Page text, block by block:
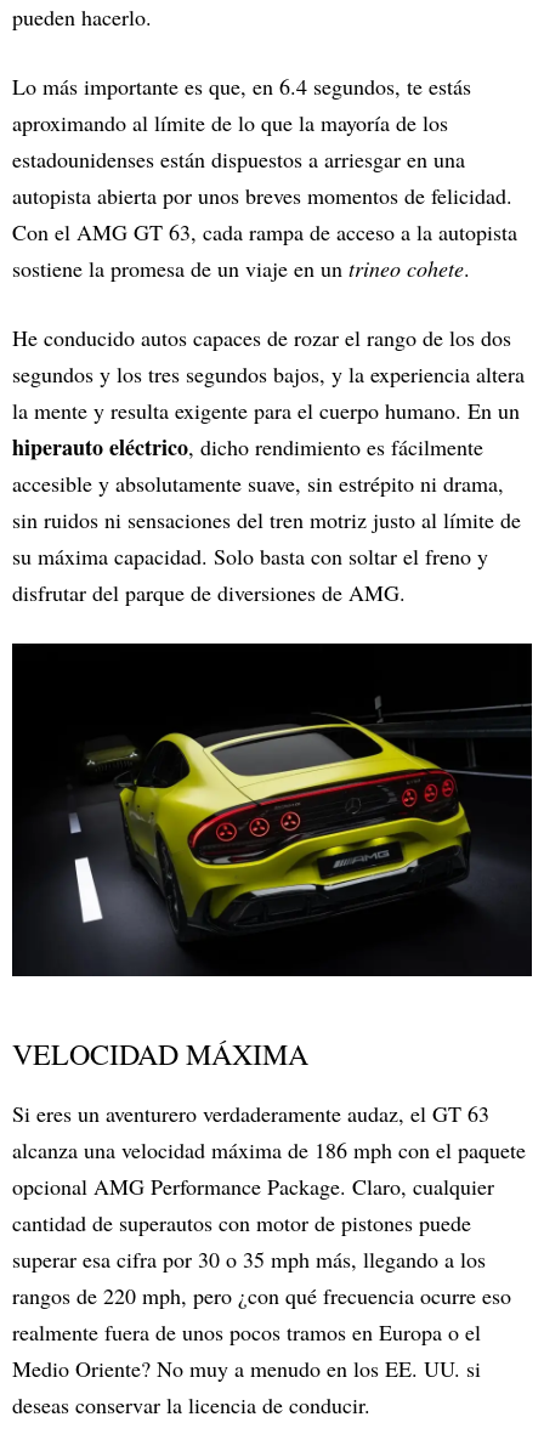
pueden hacerlo.
Lo más importante es que, en 6.4 segundos, te estás
aproximando al límite de lo que la mayoría de los
estadounidenses están dispuestos a arriesgar en una
autopista abierta por unos breves momentos de felicidad.
Con el AMG GT 63, cada rampa de acceso a la autopista
sostiene la promesa de un viaje en un trineo cohete.
He conducido autos capaces de rozar el rango de los dos
segundos y los tres segundos bajos, y la experiencia altera
la mente y resulta exigente para el cuerpo humano. En un
hiperauto eléctrico, dicho rendimiento es fácilmente
accesible y absolutamente suave, sin estrépito ni drama,
sin ruidos ni sensaciones del tren motriz justo al límite de
su máxima capacidad. Solo basta con soltar el freno y
disfrutar del parque de diversiones de AMG.
VELOCIDAD MÁXIMA
Si eres un aventurero verdaderamente audaz, el GT 63
alcanza una velocidad máxima de 186 mph con el paquete
opcional AMG Performance Package. Claro, cualquier
cantidad de superautos con motor de pistones puede
superar esa cifra por 30 o 35 mph más, llegando a los
rangos de 220 mph, pero ¿con qué frecuencia ocurre eso
realmente fuera de unos pocos tramos en Europa o el
Medio Oriente? No muy a menudo en los EE. UU. si
deseas conservar la licencia de conducir.